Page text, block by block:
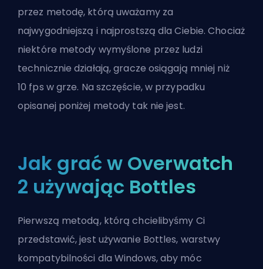
przez metodę, którą uważamy za
najwygodniejszą i najprostszą dla Ciebie. Chociaż
niektóre metody wymyślone przez ludzi
technicznie działają, gracze osiągają mniej niż
10 fps w grze. Na szczęście, w przypadku
opisanej poniżej metody tak nie jest.
Jak grać w Overwatch
2 używając Bottles
Pierwszą metodą, którą chcielibyśmy Ci
przedstawić, jest używanie Bottles, warstwy
kompatybilności dla Windows, aby móc